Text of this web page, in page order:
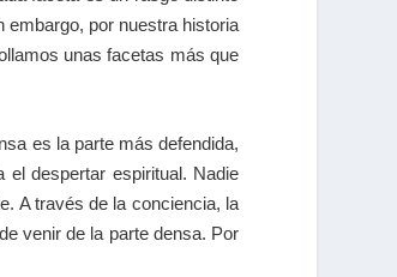
embargo, por nuestra historia
unas facetas más que
es la parte más defendida,
despertar espiritual. Nadie
A través de la conciencia, la
venir de la parte densa. Por